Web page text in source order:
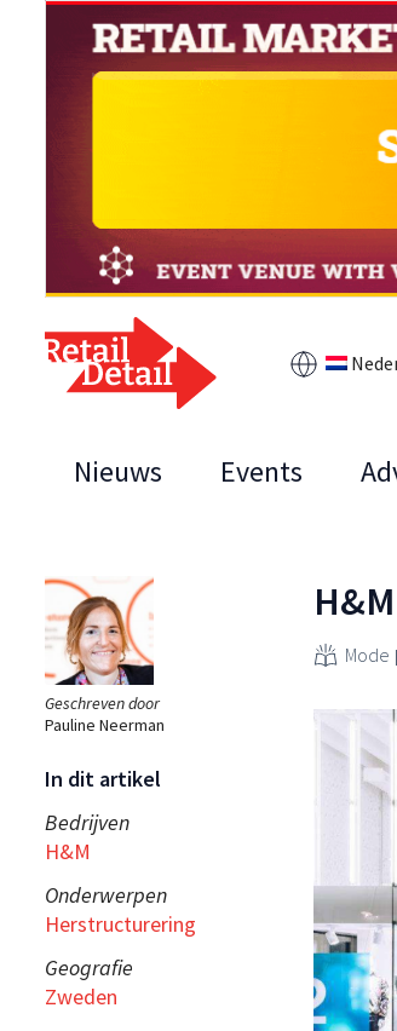
Nieuws Events
Geschreven door
Pauline Neerman
In dit artikel
Bedrijven
H&M
Onderwerpen
Herstructurering
Geografie
Zweden
Mode